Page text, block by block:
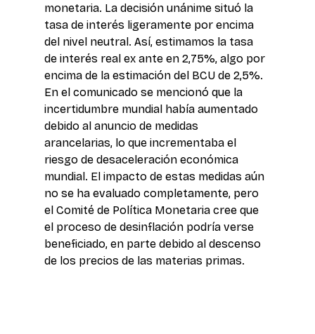
monetaria. La decisión unánime situó la
tasa de interés ligeramente por encima
del nivel neutral. Así, estimamos la tasa
de interés real ex ante en 2,75%, algo por
encima de la estimación del BCU de 2,5%.
En el comunicado se mencionó que la
incertidumbre mundial había aumentado
debido al anuncio de medidas
arancelarias, lo que incrementaba el
riesgo de desaceleración económica
mundial. El impacto de estas medidas aún
no se ha evaluado completamente, pero
el Comité de Política Monetaria cree que
el proceso de desinflación podría verse
beneficiado, en parte debido al descenso
de los precios de las materias primas.